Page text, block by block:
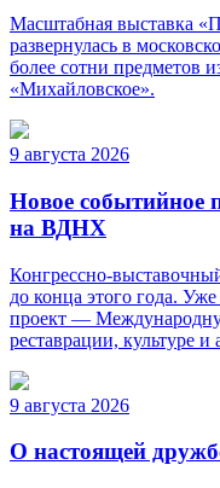
Масштабная выставка
развернулась в
более сотни предметов
«Михайловское».
9 августа 2026
Новое событийное
на ВДНХ
Конгрессно-
до конца этого года.
проект —
реставрации, культуре
9 августа 2026
О настоящей